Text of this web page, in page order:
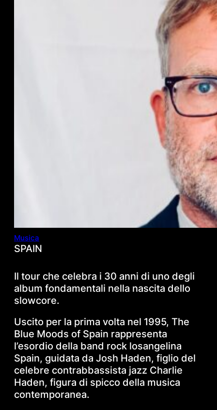
Musica
SPAIN
Il tour che celebra i 30 anni di uno degli
album fondamentali nella nascita dello
slowcore.
Uscito per la prima volta nel 1995, The
Blue Moods of Spain rappresenta
l’esordio della band rock losangelina
Spain, guidata da Josh Haden, figlio del
celebre contrabbassista jazz Charlie
Haden, figura di spicco della musica
contemporanea.